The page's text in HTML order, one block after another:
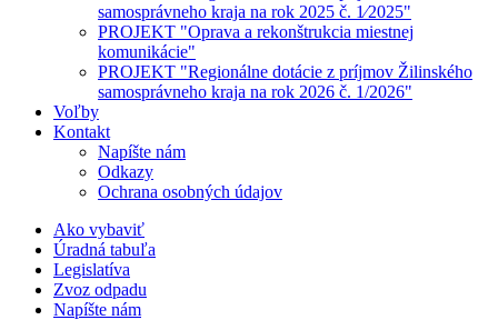
samosprávneho kraja na rok 2025 č. 1⁄2025"
PROJEKT "Oprava a rekonštrukcia miestnej
komunikácie"
PROJEKT "Regionálne dotácie z príjmov Žilinského
samosprávneho kraja na rok 2026 č. 1/2026"
Voľby
Kontakt
Napíšte nám
Odkazy
Ochrana osobných údajov
Ako vybaviť
Úradná tabuľa
Legislatíva
Zvoz odpadu
Napíšte nám